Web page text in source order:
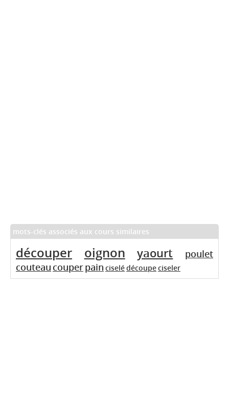
mots-clés associés aux cours similaires
découper oignon yaourt
poulet
couteau couperpain ciselédécoupeciseler